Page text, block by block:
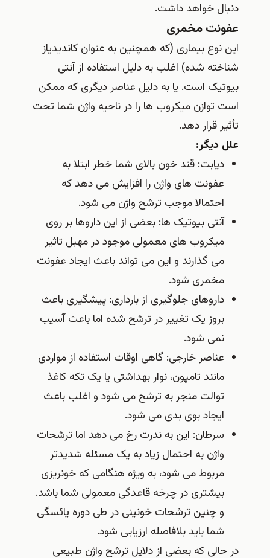
دنبال خواهد داشت.
عفونت مخمری
این نوع بیماری (که همچنین به عنوان کاندیدیاز
شناخته شده) اغلب به دلیل استفاده از آنتی
بیوتیک است. یا به دلیل عناصر دیگری که ممکن
است توازن میکروب ها را در ناحیه واژن شما تحت
تأثیر قرار دهد.
علل دیگر:
دیابت: قند خون بالای شما خطر ابتلا به
عفونت های واژن را افزایش می دهد که
احتمالا موجب ترشح واژن می شود.
آنتی بیوتیک ها: بعضی از این داروها بر روی
میکروب های معمولی موجود در مهبل تاثیر
می گذارند و این می تواند باعث ایجاد عفونت
مخمری شود.
داروهای جلوگیری از بارداری: پیشگیری باعث
بروز یک تغییر در ترشح شده اما باعث آسیب
نمی شود.
عناصر خارجی: گاهی اوقات استفاده از مواردی
مانند تامپون، نوار بهداشتی یا یک تکه کاغذ
توالت منجر به ترشح می شود و اغلب باعث
ایجاد بوی بدی می شود.
سرطان: این به ندرت رخ می دهد اما ترشحات
واژن به احتمال زیاد به یک مسئله شدیدتر
مربوط می شود، به ویژه هنگامی که خونریزی
بیشتری در چرخه قاعدگی معمولی شما باشد.
و چنین ترشحات خونینی در طی دوره یائسگی
شما باید بلافاصله ارزیابی شود.
در حالی که بعضی از دلایل ترشح واژن طبیعی